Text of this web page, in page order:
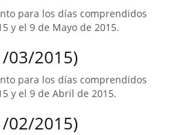
para los días comprendidos
y el 9 de Mayo de 2015.
03/2015)
para los días comprendidos
y el 9 de Abril de 2015.
02/2015)